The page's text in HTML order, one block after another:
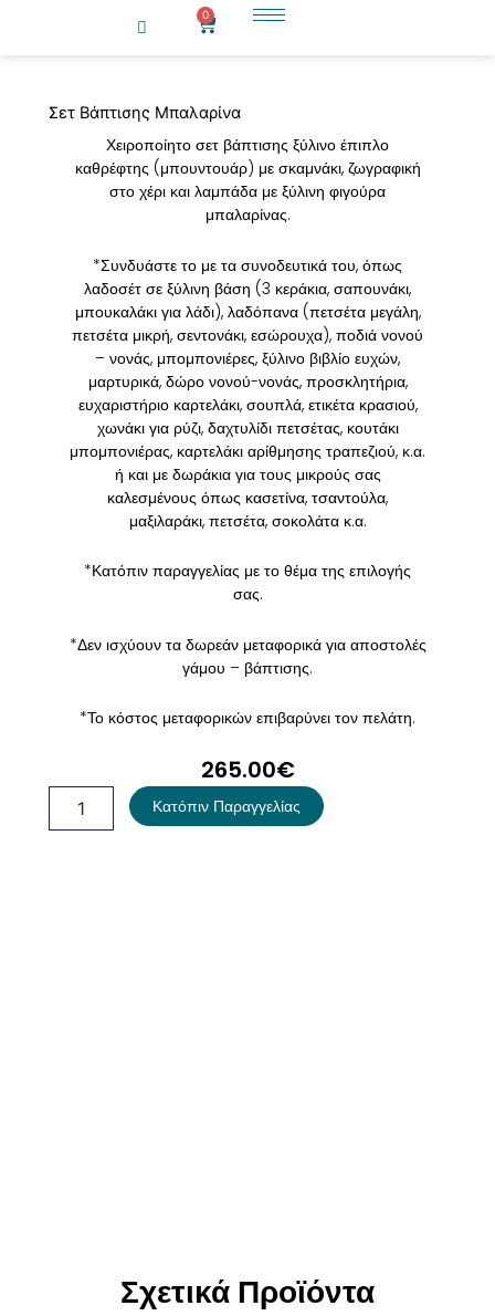
0
Cart
Σετ Βάπτισης Μπαλαρίνα
Χειροποίητο σετ βάπτισης ξύλινο έπιπλο
καθρέφτης (μπουντουάρ) με σκαμνάκι, ζωγραφική
στο χέρι και λαμπάδα με ξύλινη φιγούρα
μπαλαρίνας.
*Συνδυάστε το με τα συνοδευτικά του, όπως
λαδοσέτ σε ξύλινη βάση (3 κεράκια, σαπουνάκι,
μπουκαλάκι για λάδι), λαδόπανα (πετσέτα μεγάλη,
πετσέτα μικρή, σεντονάκι, εσώρουχα), ποδιά νονού
– νονάς, μπομπονιέρες, ξύλινο βιβλίο ευχών,
μαρτυρικά, δώρο νονού-νονάς, προσκλητήρια,
ευχαριστήριο καρτελάκι, σουπλά, ετικέτα κρασιού,
χωνάκι για ρύζι, δαχτυλίδι πετσέτας, κουτάκι
μπομπονιέρας, καρτελάκι αρίθμησης τραπεζιού, κ.α.
ή και με δωράκια για τους μικρούς σας
καλεσμένους όπως κασετίνα, τσαντούλα,
μαξιλαράκι, πετσέτα, σοκολάτα κ.α.
*Κατόπιν παραγγελίας με το θέμα της επιλογής
σας.
*Δεν ισχύουν τα δωρεάν μεταφορικά για αποστολές
γάμου – βάπτισης.
*Το κόστος μεταφορικών επιβαρύνει τον πελάτη.
265.00€
Βάπτισης
Κατόπιν Παραγγελίας
Σχετικά Προϊόντα